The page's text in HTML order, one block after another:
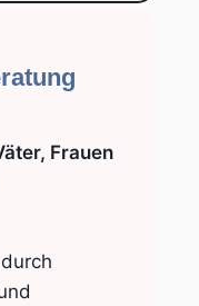
Frauen